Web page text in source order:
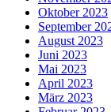
Oktober 2023
September
August 2023
Juni 2023
Mai 2023
April 2023
März 2023